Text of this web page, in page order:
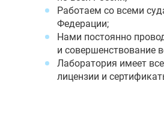
Работаем со всеми
Федерации;
Нами постоянно
и совершенствование
Лаборатория имеет
лицензии и